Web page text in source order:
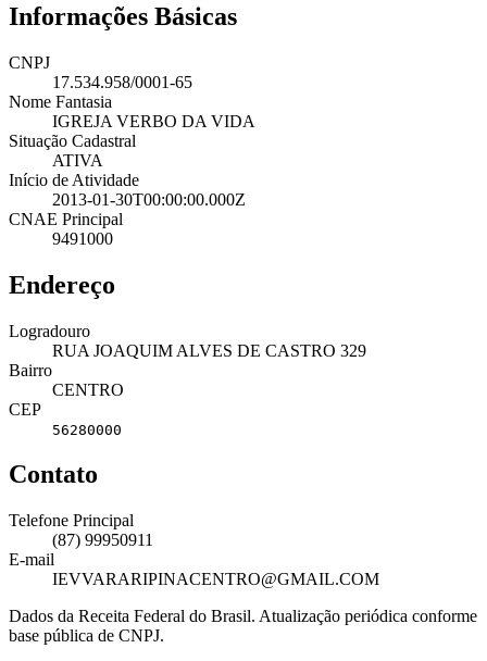
Informações Básicas
CNPJ
17.534.958/0001-65
Nome Fantasia
IGREJA VERBO DA VIDA
Situação Cadastral
ATIVA
Início de Atividade
2013-01-30T00:00:00.000Z
CNAE Principal
9491000
Endereço
Logradouro
RUA JOAQUIM ALVES DE CASTRO 329
Bairro
CENTRO
CEP
56280000
Contato
Telefone Principal
(87) 99950911
E-mail
IEVVARARIPINACENTRO@GMAIL.COM
Dados da Receita Federal do Brasil. Atualização periódica conforme
base pública de CNPJ.